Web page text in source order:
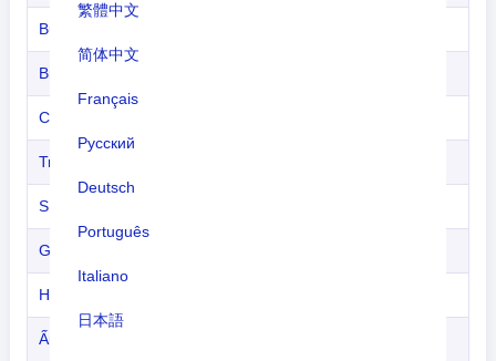
繁體中文
简体中文
Français
Русский
Deutsch
Português
Italiano
日本語
Bu-tan
Bru-nây
Campuchia
Trung Quốc
Síp
Gruzia
Hồng Kông
Ấn Độ